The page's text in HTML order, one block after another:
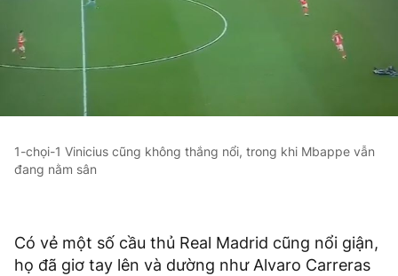
1-chọi-1 Vinicius cũng không thắng nổi, trong khi Mbappe vẫn
đang nằm sân
Có vẻ một số cầu thủ Real Madrid cũng nổi giận,
họ đã giơ tay lên và dường như Alvaro Carreras